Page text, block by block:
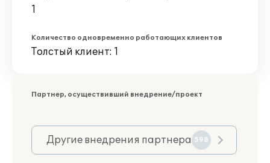
1
Количество одновременно работающих клиентов
Толстый клиент: 1
Партнер, осуществивший внедрение/проект
Другие внедрения партнера 598